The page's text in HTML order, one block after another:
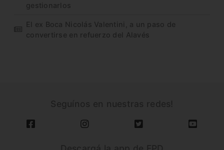
gestionarlos
El ex Boca Nicolás Valentini, a un paso de
convertirse en refuerzo del Alavés